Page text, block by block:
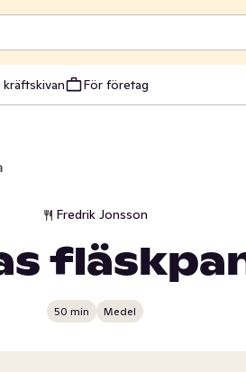
För företag
Fredrik Jonsson
50 min Medel